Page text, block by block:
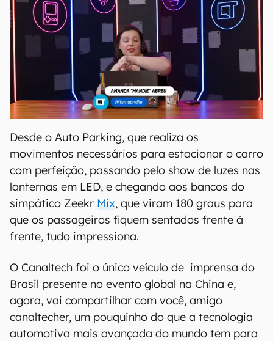
Desde o Auto Parking, que realiza os
movimentos necessários para estacionar o carro
com perfeição, passando pelo show de luzes nas
lanternas em LED, e chegando aos bancos do
simpático Zeekr Mix, que viram 180 graus para
que os passageiros fiquem sentados frente à
frente, tudo impressiona.
O Canaltech foi o único veículo de imprensa do
Brasil presente no evento global na China e,
agora, vai compartilhar com você, amigo
canaltecher, um pouquinho do que a tecnologia
automotiva mais avançada do mundo tem para